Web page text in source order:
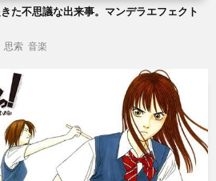
た不思議な出来事。マンデラエフェクト
思索 音楽